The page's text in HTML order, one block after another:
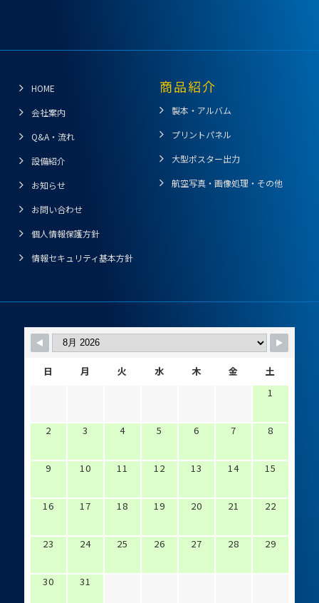
HOME
会社案内
Q&A・流れ
設備紹介
お知らせ
商品紹介
製本・アルバム
プリントパネル
大型ポスター出力
航空写真・画像処理・その他
お問い合わせ
個人情報保護方針
情報セキュリティ基本方針
日 月 火 水 木 金
土
1
2 3 4 5 6 7 8
9 10 11 12 13 14 15
16 17 18 19 20 21 22
23 24 25 26 27 28 29
30 31